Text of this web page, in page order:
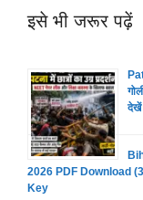
इसे भी जरूर पढ़ें
देखें
2026 PDF Download
Key